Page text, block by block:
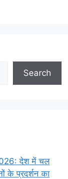
Search
देश में चल
के प्रदर्शन का